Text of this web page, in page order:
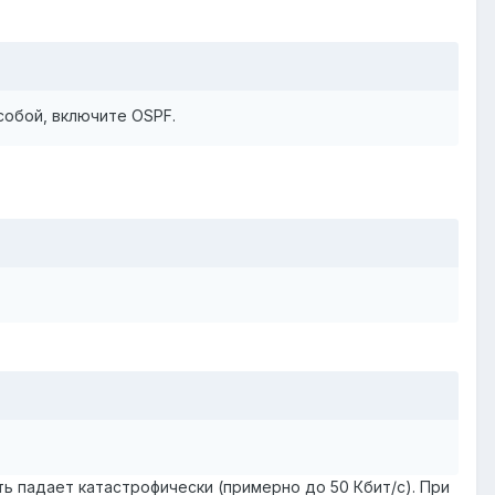
включите OSPF.
падает катастрофически (примерно до 50 Кбит/с). При